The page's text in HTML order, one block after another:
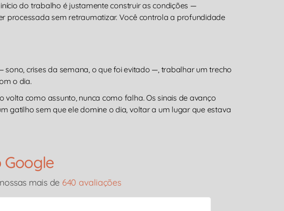
do trabalho é justamente construir as condições —
processada sem retraumatizar. Você controla a profundidade
crises da semana, o que foi evitado —, trabalhar um trecho
o dia.
como assunto, nunca como falha. Os sinais de avanço
gatilho sem que ele domine o dia, voltar a um lugar que estava
Google
mais de 640 avaliações